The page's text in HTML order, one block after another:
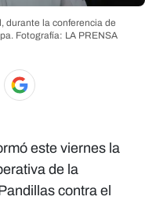
durante la conferencia de
Fotografía: LA PRENSA
este viernes la
de la
contra el